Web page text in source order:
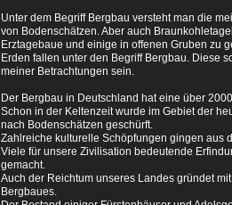
Unter dem Begriff Bergbau versteht man die
von Bodenschätzen. Aber auch
Erztagebaue und einige in offenen Gruben zu
Erden fallen unter den Begriff Bergbau. Diese
meiner Betrachtungen sein.
Der Bergbau in Deutschland hat eine über
Schon in der Keltenzeit wurde im Gebiet der
nach Bodenschätzen geschürft.
Zahlreiche kulturelle Schöpfungen gingen aus
Viele für unsere Zivilisation bedeutende
gemacht.
Auch der Reichtum unseres Landes gründet
Bergbaues.